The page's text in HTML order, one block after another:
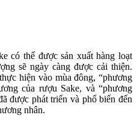
có thể được sản xuất hàng loạt
sẽ ngày càng được cải thiện.
hiện vào mùa đông, “phương
của rượu Sake, và “phương
được phát triển và phổ biến đến
nhân.